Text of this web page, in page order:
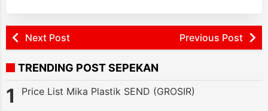
Next Post Previous Post
TRENDING POST SEPEKAN
Price List Mika Plastik SEND (GROSIR)